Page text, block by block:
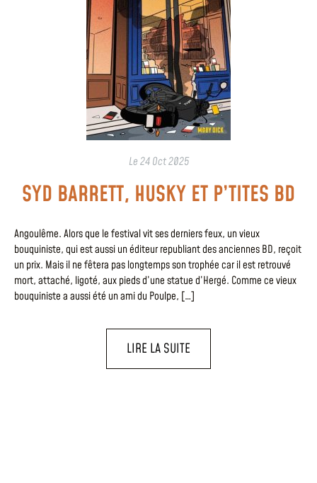
Le24 Oct 2025
SYD BARRETT, HUSKY ET P’TITES BD
Angoulême. Alors que le festival vit ses derniers feux, un vieux
bouquiniste, qui est aussi un éditeur republiant des anciennes BD, reçoit
un prix. Mais il ne fêtera pas longtemps son trophée car il est retrouvé
mort, attaché, ligoté, aux pieds d’une statue d’Hergé. Comme ce vieux
bouquiniste a aussi été un ami du Poulpe, […]
LIRE LA SUITE